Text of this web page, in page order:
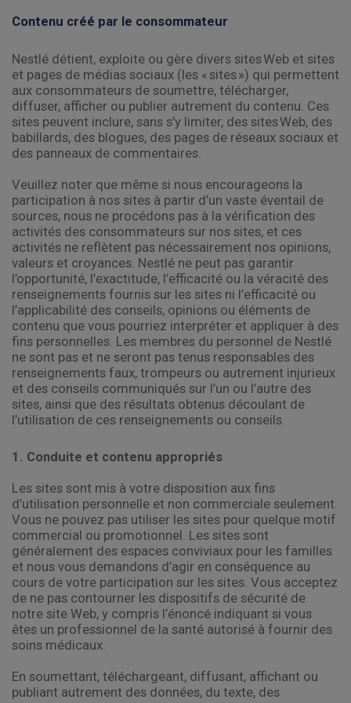
Contenu créé par le consommateur
Nestlé détient, exploite ou gère divers sites Web et sites
et pages de médias sociaux (les « sites ») qui permettent
aux consommateurs de soumettre, télécharger,
diffuser, afficher ou publier autrement du contenu. Ces
sites peuvent inclure, sans s’y limiter, des sites Web, des
babillards, des blogues, des pages de réseaux sociaux et
des panneaux de commentaires.
Veuillez noter que même si nous encourageons la
participation à nos sites à partir d’un vaste éventail de
sources, nous ne procédons pas à la vérification des
activités des consommateurs sur nos sites, et ces
activités ne reflètent pas nécessairement nos opinions,
valeurs et croyances. Nestlé ne peut pas garantir
l’opportunité, l’exactitude, l’efficacité ou la véracité des
renseignements fournis sur les sites ni l’efficacité ou
l’applicabilité des conseils, opinions ou éléments de
contenu que vous pourriez interpréter et appliquer à des
fins personnelles. Les membres du personnel de Nestlé
ne sont pas et ne seront pas tenus responsables des
renseignements faux, trompeurs ou autrement injurieux
et des conseils communiqués sur l’un ou l’autre des
sites, ainsi que des résultats obtenus découlant de
l’utilisation de ces renseignements ou conseils.
1. Conduite et contenu appropriés
Les sites sont mis à votre disposition aux fins
d’utilisation personnelle et non commerciale seulement.
Vous ne pouvez pas utiliser les sites pour quelque motif
commercial ou promotionnel. Les sites sont
généralement des espaces conviviaux pour les familles
et nous vous demandons d’agir en conséquence au
cours de votre participation sur les sites. Vous acceptez
de ne pas contourner les dispositifs de sécurité de
notre site Web, y compris l’énoncé indiquant si vous
êtes un professionnel de la santé autorisé à fournir des
soins médicaux.
En soumettant, téléchargeant, diffusant, affichant ou
publiant autrement des données, du texte, des